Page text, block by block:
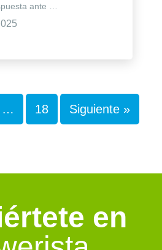
ante …
… 18 Siguiente »
en